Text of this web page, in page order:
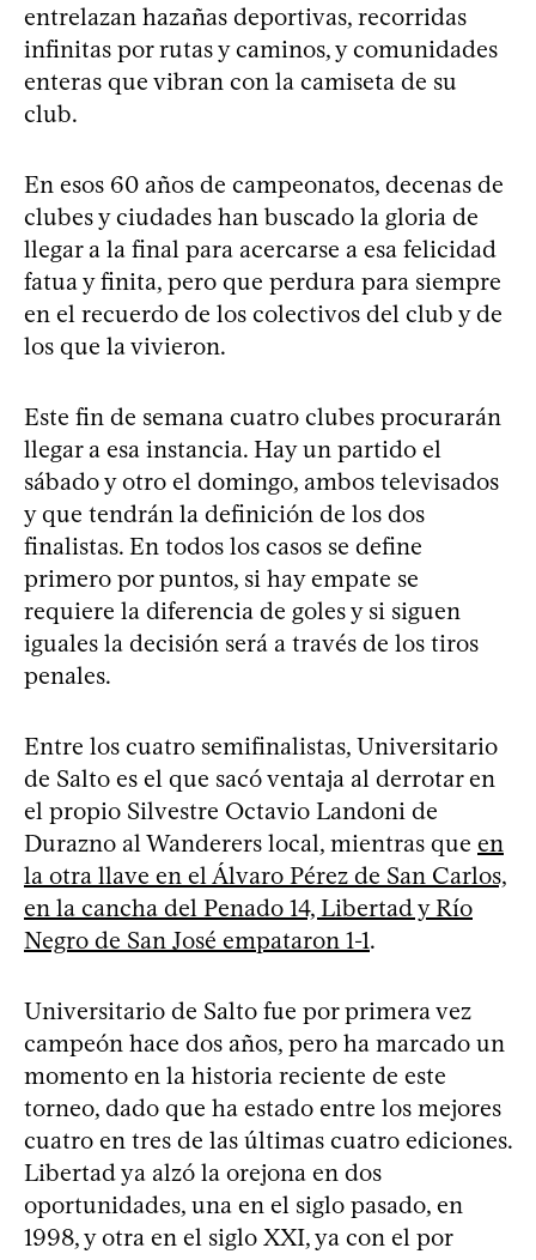
entrelazan hazañas deportivas, recorridas
infinitas por rutas y caminos, y comunidades
enteras que vibran con la camiseta de su
club.
En esos 60 años de campeonatos, decenas de
clubes y ciudades han buscado la gloria de
llegar a la final para acercarse a esa felicidad
fatua y finita, pero que perdura para siempre
en el recuerdo de los colectivos del club y de
los que la vivieron.
Este fin de semana cuatro clubes procurarán
llegar a esa instancia. Hay un partido el
sábado y otro el domingo, ambos televisados
y que tendrán la definición de los dos
finalistas. En todos los casos se define
primero por puntos, si hay empate se
requiere la diferencia de goles y si siguen
iguales la decisión será a través de los tiros
penales.
Entre los cuatro semifinalistas, Universitario
de Salto es el que sacó ventaja al derrotar en
el propio Silvestre Octavio Landoni de
Durazno al Wanderers local, mientras que en
la otra llave en el Álvaro Pérez de San Carlos,
en la cancha del Penado 14, Libertad y Río
Negro de San José empataron 1-1.
Universitario de Salto fue por primera vez
campeón hace dos años, pero ha marcado un
momento en la historia reciente de este
torneo, dado que ha estado entre los mejores
cuatro en tres de las últimas cuatro ediciones.
Libertad ya alzó la orejona en dos
oportunidades, una en el siglo pasado, en
1998, y otra en el siglo XXI, ya con el por